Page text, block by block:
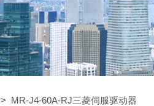
> MR-J4-60A-RJ三菱伺服驱动器